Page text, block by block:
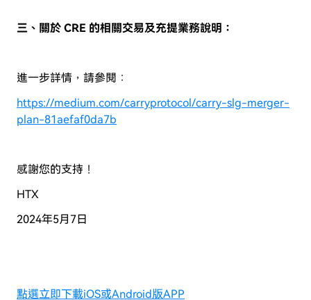
三、關於 CRE 的相關交易及充提業務說明：
進一步詳情，請參閱：
https://medium.com/carryprotocol/carry-slg-merger-
plan-81aefaf0da7b
感謝您的支持！
HTX
2024年5月7日
點選立即下載iOS或Android版APP